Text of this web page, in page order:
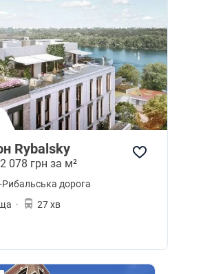
Rybalsky
078 грн за м²
дорога
· 27 хв